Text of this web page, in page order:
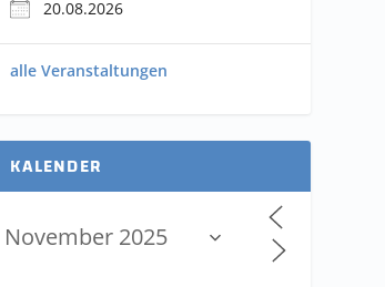
20.08.2026
alle Veranstaltungen
KALENDER